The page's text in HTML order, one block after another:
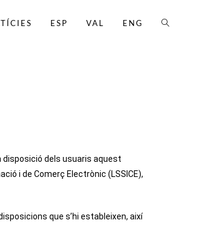
ESP VAL ENG
disposició dels usuaris aquest
i de Comerç Electrònic (LSSICE),
que s’hi estableixen, així